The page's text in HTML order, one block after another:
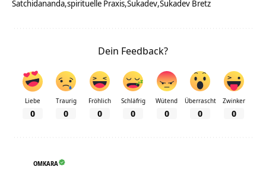
Satchidananda spirituelle Praxis Sukadev Sukadev Bretz
Dein Feedback?
Liebe
0
Traurig
0
Fröhlich
0
Schläfrig
0
Wütend
0
Überrascht
0
Zwinker
0
OMKARA